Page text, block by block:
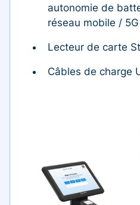
autonomie de
réseau mobile / 5G
Lecteur de carte
Câbles de charge